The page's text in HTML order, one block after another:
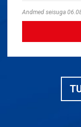
Andmed seisuga